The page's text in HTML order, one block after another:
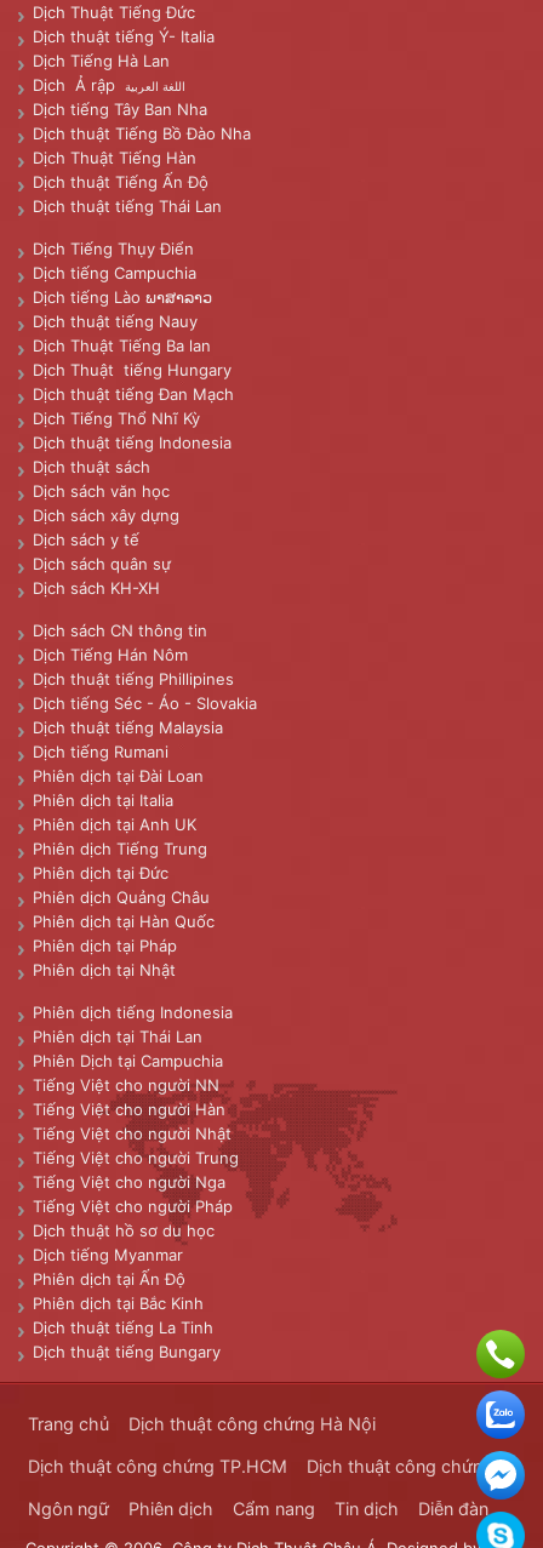
Dịch Thuật Tiếng Đức
Dịch thuật tiếng Ý- Italia
Dịch Tiếng Hà Lan
Dịch Ả rập
اللغة العربية
Dịch tiếng Tây Ban Nha
Dịch thuật Tiếng Bồ Đào Nha
Dịch Thuật Tiếng Hàn
Dịch thuật Tiếng Ấn Độ
Dịch thuật tiếng Thái Lan
Dịch Tiếng Thụy Điển
Dịch tiếng Campuchia
Dịch tiếng Lào ພາສາລາວ
Dịch thuật tiếng Nauy
Dịch Thuật Tiếng Ba lan
Dịch Thuật tiếng Hungary
Dịch thuật tiếng Đan Mạch
Dịch Tiếng Thổ Nhĩ Kỳ
Dịch thuật tiếng Indonesia
Dịch thuật sách
Dịch sách văn học
Dịch sách xây dựng
Dịch sách y tế
Dịch sách quân sự
Dịch sách KH-XH
Dịch sách CN thông tin
Dịch Tiếng Hán Nôm
Dịch thuật tiếng Phillipines
Dịch tiếng Séc - Áo - Slovakia
Dịch thuật tiếng Malaysia
Dịch tiếng Rumani
Phiên dịch tại Đài Loan
Phiên dịch tại Italia
Phiên dịch tại Anh UK
Phiên dịch Tiếng Trung
Phiên dịch tại Đức
Phiên dịch Quảng Châu
Phiên dịch tại Hàn Quốc
Phiên dịch tại Pháp
Phiên dịch tại Nhật
Phiên dịch tiếng Indonesia
Phiên dịch tại Thái Lan
Phiên Dịch tại Campuchia
Tiếng Việt cho người NN
Tiếng Việt cho người Hàn
Tiếng Việt cho người Nhật
Tiếng Việt cho người Trung
Tiếng Việt cho người Nga
Tiếng Việt cho người Pháp
Dịch thuật hồ sơ du học
Dịch tiếng Myanmar
Phiên dịch tại Ấn Độ
Phiên dịch tại Bắc Kinh
Dịch thuật tiếng La Tinh
Dịch thuật tiếng Bungary
Trang chủ Dịch thuật công chứng Hà Nội
Dịch thuật công chứng TP.HCM Dịch thuật công chứng
Ngôn ngữ Phiên dịch Cẩm nang Tin dịch Diễn đàn